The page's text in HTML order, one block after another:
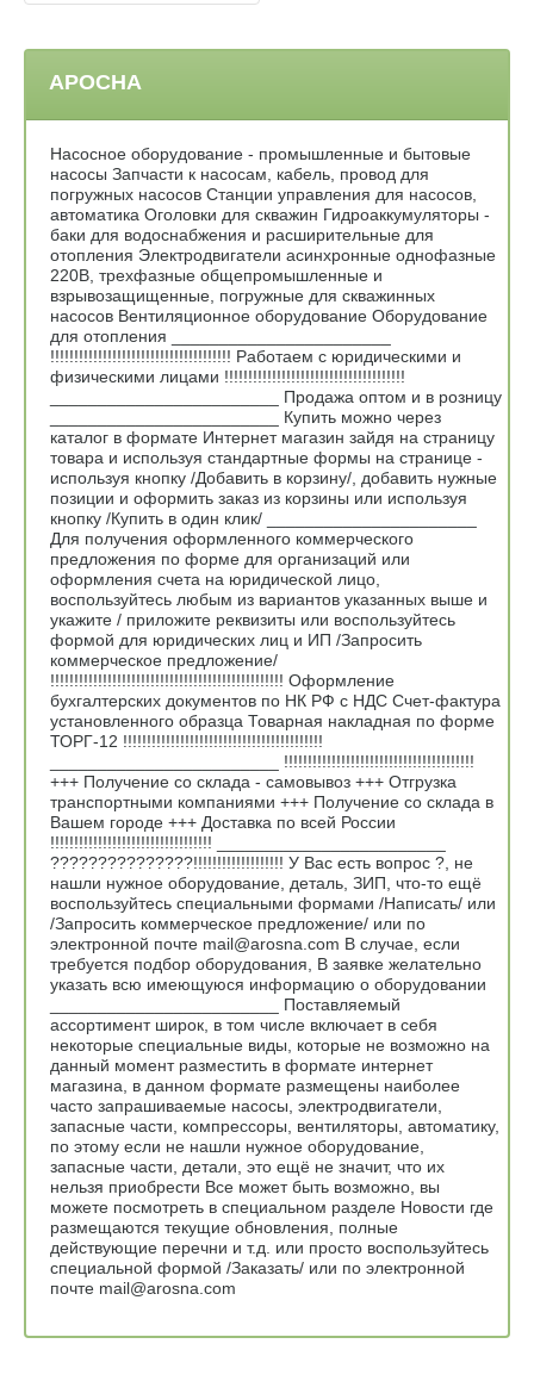
АРОСНА
Насосное оборудование - промышленные и бытовые
насосы Запчасти к насосам, кабель, провод для
погружных насосов Станции управления для насосов,
автоматика Оголовки для скважин Гидроаккумуляторы -
баки для водоснабжения и расширительные для
отопления Электродвигатели асинхронные однофазные
220В, трехфазные общепромышленные и
взрывозащищенные, погружные для скважинных
насосов Вентиляционное оборудование Оборудование
для отопления _______________________
!!!!!!!!!!!!!!!!!!!!!!!!!!!!!!!!!!!!!! Работаем с юридическими и
физическими лицами !!!!!!!!!!!!!!!!!!!!!!!!!!!!!!!!!!!!!!
________________________ Продажа оптом и в розницу
________________________ Купить можно через
каталог в формате Интернет магазин зайдя на страницу
товара и используя стандартные формы на странице -
используя кнопку /Добавить в корзину/, добавить нужные
позиции и оформить заказ из корзины или используя
кнопку /Купить в один клик/ ______________________
Для получения оформленного коммерческого
предложения по форме для организаций или
оформления счета на юридической лицо,
воспользуйтесь любым из вариантов указанных выше и
укажите / приложите реквизиты или воспользуйтесь
формой для юридических лиц и ИП /Запросить
коммерческое предложение/
!!!!!!!!!!!!!!!!!!!!!!!!!!!!!!!!!!!!!!!!!!!!!!!!! Оформление
бухгалтерских документов по НК РФ с НДС Счет-фактура
установленного образца Товарная накладная по форме
ТОРГ-12 !!!!!!!!!!!!!!!!!!!!!!!!!!!!!!!!!!!!!!!!!!
________________________ !!!!!!!!!!!!!!!!!!!!!!!!!!!!!!!!!!!!!!!!
+++ Получение со склада - самовывоз +++ Отгрузка
транспортными компаниями +++ Получение со склада в
Вашем городе +++ Доставка по всей России
!!!!!!!!!!!!!!!!!!!!!!!!!!!!!!!!!! ________________________
???????????????!!!!!!!!!!!!!!!!!!! У Вас есть вопрос ?, не
нашли нужное оборудование, деталь, ЗИП, что-то ещё
воспользуйтесь специальными формами /Написать/ или
/Запросить коммерческое предложение/ или по
электронной почте mail@arosna.com В случае, если
требуется подбор оборудования, В заявке желательно
указать всю имеющуюся информацию о оборудовании
________________________ Поставляемый
ассортимент широк, в том числе включает в себя
некоторые специальные виды, которые не возможно на
данный момент разместить в формате интернет
магазина, в данном формате размещены наиболее
часто запрашиваемые насосы, электродвигатели,
запасные части, компрессоры, вентиляторы, автоматику,
по этому если не нашли нужное оборудование,
запасные части, детали, это ещё не значит, что их
нельзя приобрести Все может быть возможно, вы
можете посмотреть в специальном разделе Новости где
размещаются текущие обновления, полные
действующие перечни и т.д. или просто воспользуйтесь
специальной формой /Заказать/ или по электронной
почте mail@arosna.com